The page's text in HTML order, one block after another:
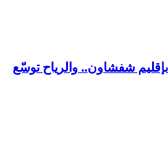
شفشاون.. والرياح توسّع